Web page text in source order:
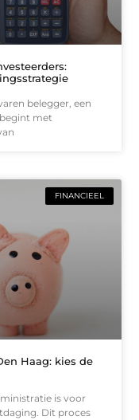
belegger, een
met
FINANCIEEL
Haag: kies de
is voor
Dit proces